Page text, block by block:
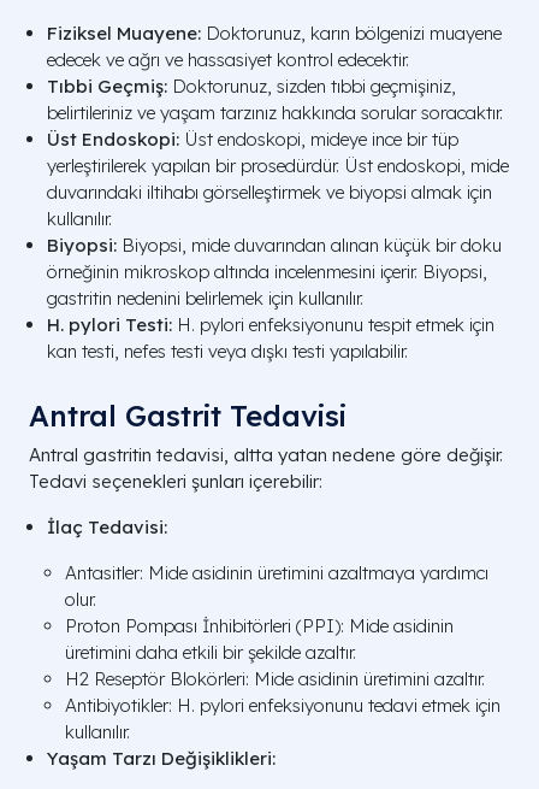
Fiziksel Muayene: Doktorunuz, karın bölgenizi muayene
edecek ve ağrı ve hassasiyet kontrol edecektir.
Tıbbi Geçmiş: Doktorunuz, sizden tıbbi geçmişiniz,
belirtileriniz ve yaşam tarzınız hakkında sorular soracaktır.
Üst Endoskopi: Üst endoskopi, mideye ince bir tüp
yerleştirilerek yapılan bir prosedürdür. Üst endoskopi, mide
duvarındaki iltihabı görselleştirmek ve biyopsi almak için
kullanılır.
Biyopsi: Biyopsi, mide duvarından alınan küçük bir doku
örneğinin mikroskop altında incelenmesini içerir. Biyopsi,
gastritin nedenini belirlemek için kullanılır.
H. pylori Testi: H. pylori enfeksiyonunu tespit etmek için
kan testi, nefes testi veya dışkı testi yapılabilir.
Antral Gastrit Tedavisi
Antral gastritin tedavisi, altta yatan nedene göre değişir.
Tedavi seçenekleri şunları içerebilir:
İlaç Tedavisi:
Antasitler: Mide asidinin üretimini azaltmaya yardımcı
olur.
Proton Pompası İnhibitörleri (PPI): Mide asidinin
üretimini daha etkili bir şekilde azaltır.
H2 Reseptör Blokörleri: Mide asidinin üretimini azaltır.
Antibiyotikler: H. pylori enfeksiyonunu tedavi etmek için
kullanılır.
Yaşam Tarzı Değişiklikleri: